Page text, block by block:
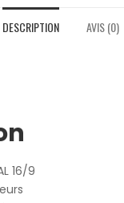
DESCRIPTION AVIS (0)
16/9